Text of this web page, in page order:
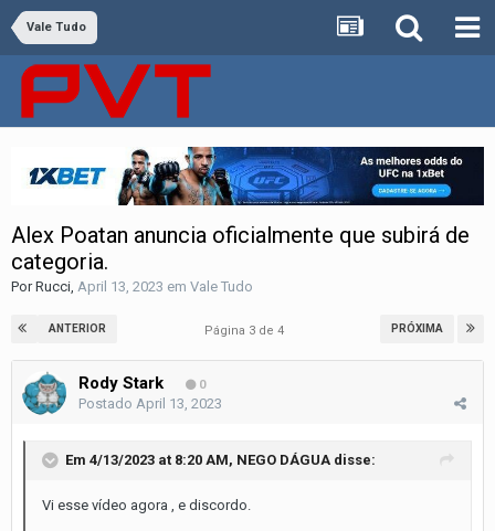
Vale Tudo
Alex Poatan anuncia oficialmente que subirá de
categoria.
PorRucci April 13, 2023 em Vale Tudo
ANTERIOR PRÓXIMA
Página 3 de 4
Rody Stark 0
Postado April 13, 2023
Em 4/13/2023 at 8:20 AM, NEGO DÁGUA disse:
Vi esse vídeo agora , e discordo.